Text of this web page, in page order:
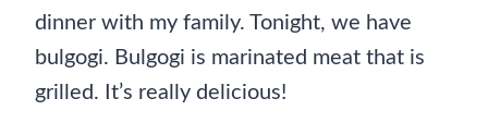
dinner with my family. Tonight, we have
bulgogi. Bulgogi is marinated meat that is
grilled. It’s really delicious!